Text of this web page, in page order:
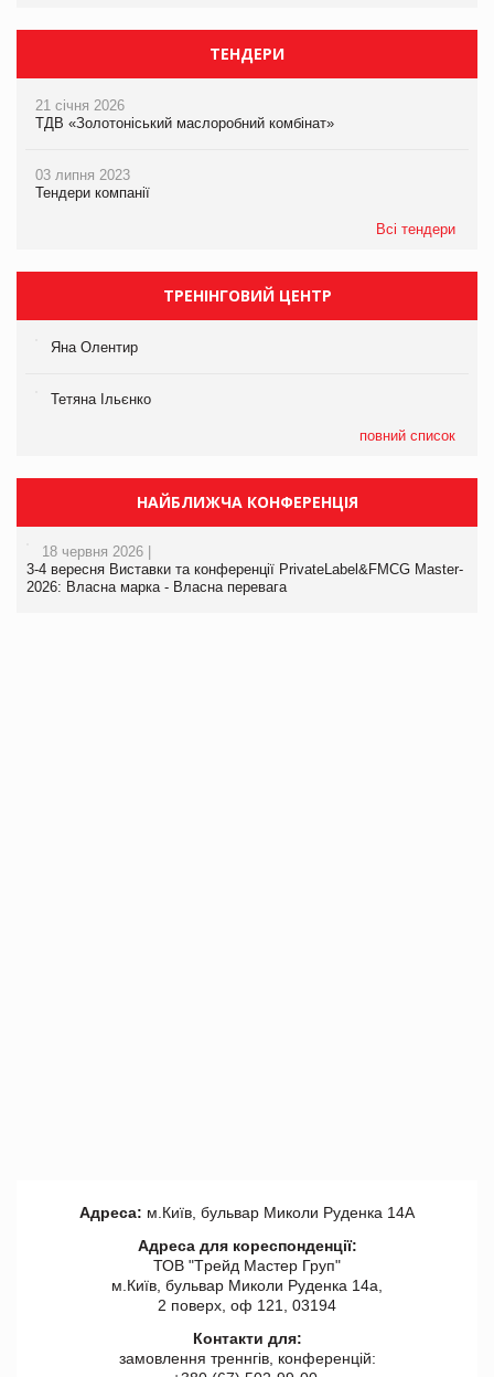
ТЕНДЕРИ
21 січня 2026
ТДВ «Золотоніський маслоробний комбінат»
03 липня 2023
Тендери компанії
Всі тендери
ТРЕНІНГОВИЙ ЦЕНТР
Яна Олентир
Тетяна Ільєнко
повний список
НАЙБЛИЖЧА КОНФЕРЕНЦІЯ
18 червня 2026 |
3-4 вересня Виставки та конференції PrivateLabel&FMCG Master-
2026: Власна марка - Власна перевага
Адреса: м.Київ, бульвар Миколи Руденка 14А
Адреса для кореспонденції:
ТОВ "Tрейд Мастер Груп"
м.Київ, бульвар Миколи Руденка 14а,
2 поверх, оф 121, 03194
Контакти для:
замовлення треннгів, конференцій: